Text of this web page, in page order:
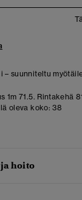
– suunniteltu
1m 71.5. Rintakehä
oleva koko: 38
hoito